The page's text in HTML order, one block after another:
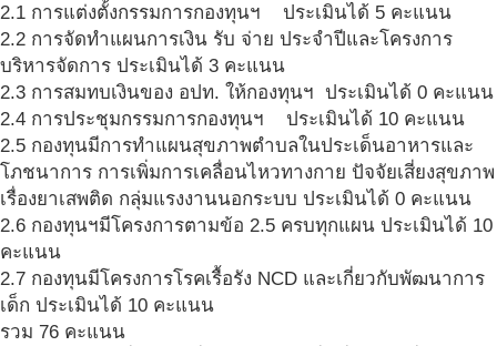
2.1 การแต่งตั้งกรรมการกองทุนฯ ประเมินได้ 5 คะแนน
2.2 การจัดทำแผนการเงิน รับ จ่าย ประจำปีและโครงการ
บริหารจัดการ ประเมินได้ 3 คะแนน
2.3 การสมทบเงินของ อปท. ให้กองทุนฯ ประเมินได้ 0 คะแนน
2.4 การประชุมกรรมการกองทุนฯ ประเมินได้ 10 คะแนน
2.5 กองทุนมีการทำแผนสุขภาพตำบลในประเด็นอาหารและ
โภชนาการ การเพิ่มการเคลื่อนไหวทางกาย ปัจจัยเสี่ยงสุขภาพ
เรื่องยาเสพติด กลุ่มแรงงานนอกระบบ ประเมินได้ 0 คะแนน
2.6 กองทุนฯมีโครงการตามข้อ 2.5 ครบทุกแผน ประเมินได้ 10
คะแนน
2.7 กองทุนมีโครงการโรคเรื้อรัง NCD และเกี่ยวกับพัฒนาการ
เด็ก ประเมินได้ 10 คะแนน
รวม 76 คะแนน